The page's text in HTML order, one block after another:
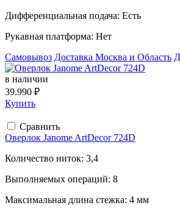
Дифференциальная подача: Есть
Рукавная платформа: Нет
Самовывоз Доставка Москва и Область
в наличии
39.990 ₽
Купить
Сравнить
Оверлок Janome ArtDecor 724D
Количество ниток: 3,4
Выполняемых операций: 8
Максимальная длина стежка: 4 мм